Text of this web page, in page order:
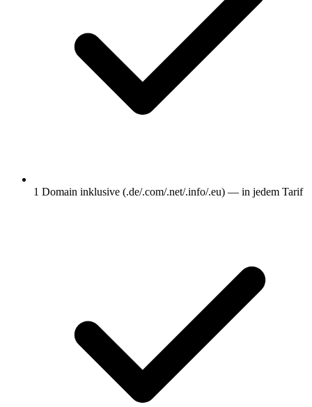
1 Domain inklusive (.de/.com/.net/.info/.eu) — in jedem Tarif